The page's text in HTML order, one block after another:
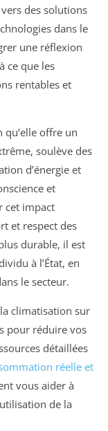
des solutions
dans le
une réflexion
ce que les
rentables et
offre un
soulève des
d’énergie et
et
cet impact
et respect des
durable, il est
à l’État, en
le secteur.
climatisation sur
pour réduire vos
détaillées
réelle et
vous aider à
de la